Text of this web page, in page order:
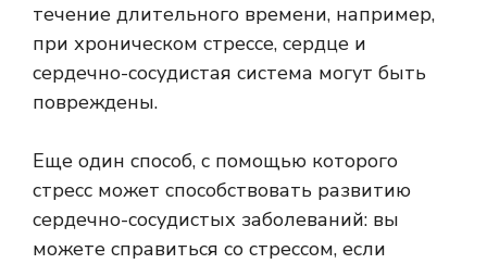
течение длительного времени, например,
при хроническом стрессе, сердце и
сердечно-сосудистая система могут быть
повреждены.
Еще один способ, с помощью которого
стресс может способствовать развитию
сердечно-сосудистых заболеваний: вы
можете справиться со стрессом, если